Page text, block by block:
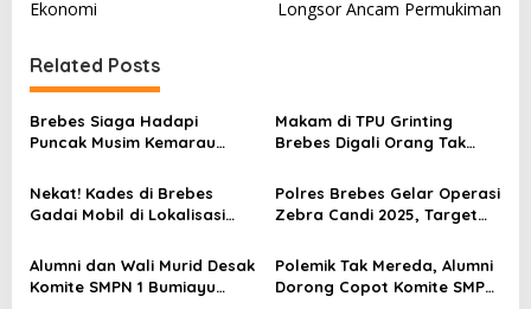
t
n
a
v
i
g
a
t
i
Ekonomi
Longsor Ancam Permukiman
Related Posts
Brebes Siaga Hadapi
Puncak Musim Kemarau
Kesiapsiagaan Bencana dan
Karhutla
Makam di TPU Grinting
Brebes Digali Orang Tak
Selidiki Motif Pelaku
Nekat! Kades di Brebes
Gadai Mobil di Lokalisasi
Polres Brebes Gelar Operasi
Zebra Candi 2025, Target
Pelanggaran Lalu Lintas
Alumni dan Wali Murid Desak
Komite SMPN 1 Bumiayu
Polemik Tak Mereda, Alumni
Dorong Copot Komite SMPN